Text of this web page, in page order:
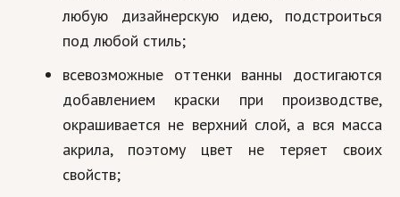
Психология и отношения
Творчество и рукоделие
Разное
Работа и бизнес
Животные
Еда и напитки
любую дизайнерскую идею, подстроиться
под любой стиль;
всевозможные оттенки ванны достигаются
добавлением краски при производстве,
окрашивается не верхний слой, а вся масса
акрила, поэтому цвет не теряет своих
свойств;